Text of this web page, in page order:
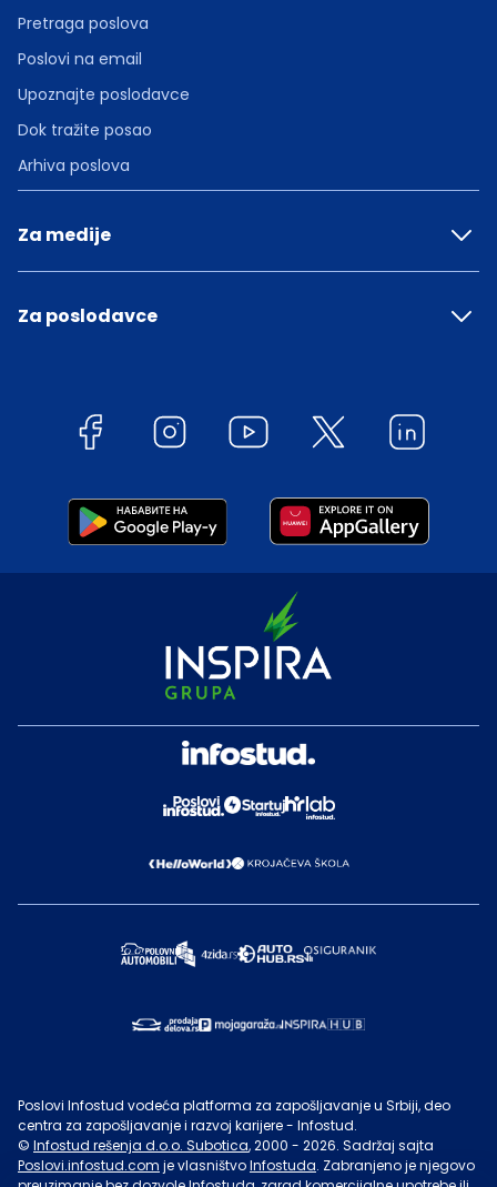
Pretraga poslova
Poslovi na email
Upoznajte poslodavce
Dok tražite posao
Arhiva poslova
Za medije
Za poslodavce
Poslovi Infostud vodeća platforma za zapošljavanje u Srbiji, deo
centra za zapošljavanje i razvoj karijere - Infostud.
© Infostud rešenja d.o.o. Subotica, 2000 - 2026. Sadržaj sajta
Poslovi.infostud.com je vlasništvoInfostuda. Zabranjeno je njegovo